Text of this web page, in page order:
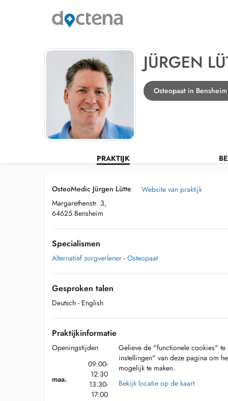
JÜRGEN
Osteopaat in Bensheim
PRAKTIJK
OsteoMedic Jürgen Lütte
Margarethenstr. 3,
64625 Bensheim
Website van praktijk
Specialismen
Alternatief zorgverlener - Osteopaat
Gesproken talen
Deutsch - English
Praktijkinformatie
Openingstijden
maa.
09:00-
12:30
13:30-
17:00
Gelieve de "functionele cookies"
instellingen" van deze pagina om
mogelijk te maken.
Bekijk locatie op de kaart